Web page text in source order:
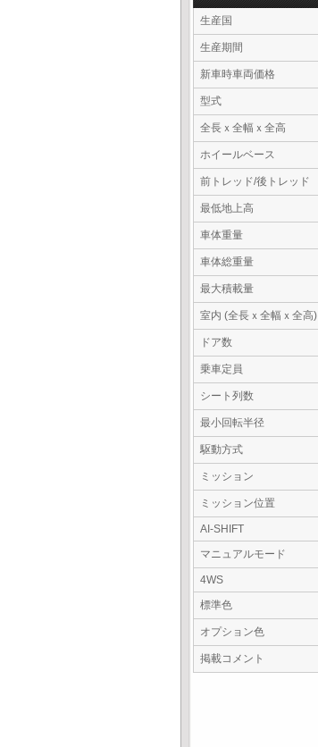
生産国
生産期間
新車時車両価格
型式
全長ｘ全幅ｘ全高
ホイールベース
前トレッド/後トレッド
最低地上高
車体重量
車体総重量
最大積載量
室内 (全長ｘ全幅ｘ全高)
ドア数
乗車定員
シート列数
最小回転半径
駆動方式
ミッション
ミッション位置
AI-SHIFT
マニュアルモード
4WS
標準色
オプション色
掲載コメント